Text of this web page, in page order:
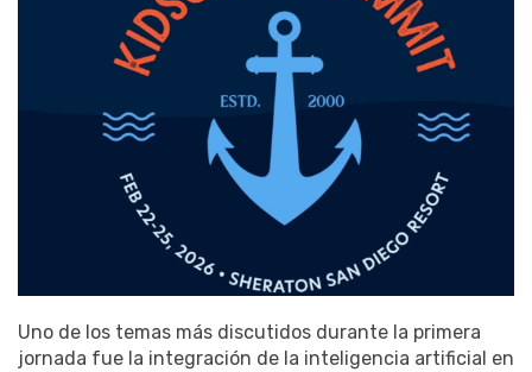
Uno de los temas más discutidos durante la primera
jornada fue la integración de la inteligencia artificial en